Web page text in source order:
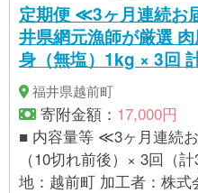
定期便 ≪3ヶ月連続お
井県網元漁師が厳選
身（無塩）1kg × 3回
付け バラ凍結便利
福井県越前町
寄附金額： 17,000円
■ 内容量等 ≪3ヶ月連続
（10切れ前後）× 3回（
地：越前町 加工者：株式会社